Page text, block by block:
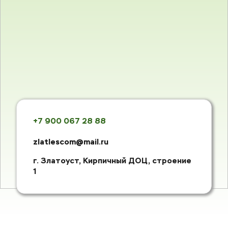
+7 900 067 28 88
zlatlescom@mail.ru
г. Златоуст, Кирпичный ДОЦ, строение
1